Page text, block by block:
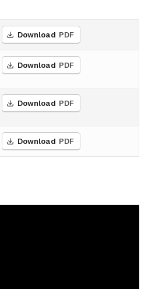
Download PDF
Download PDF
Download PDF
Download PDF